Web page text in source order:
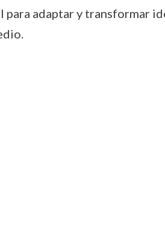
adaptar y transformar